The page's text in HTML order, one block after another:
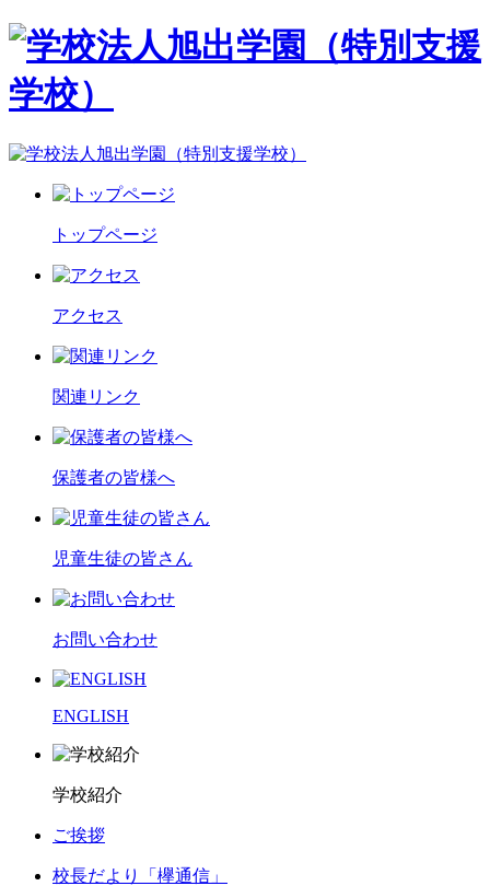
トップページ
アクセス
関連リンク
保護者の皆様へ
児童生徒の皆さん
お問い合わせ
ENGLISH
学校紹介
ご挨拶
校長だより「欅通信」